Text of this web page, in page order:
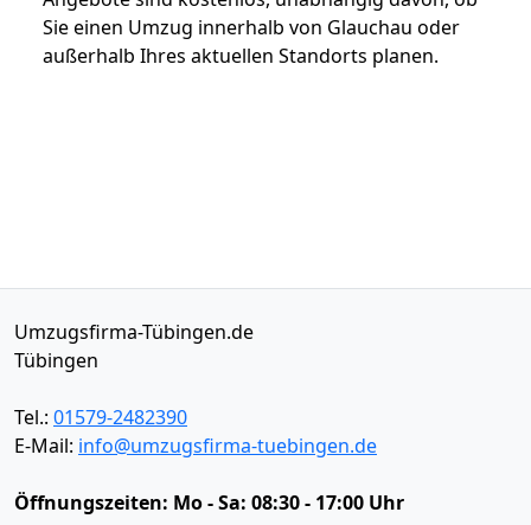
Sie einen Umzug innerhalb von Glauchau oder
außerhalb Ihres aktuellen Standorts planen.
Umzugsfirma-Tübingen.de
Tübingen
Tel.: 01579-2482390
E-Mail: info@umzugsfirma-tuebingen.de
Öffnungszeiten: Mo - Sa: 08:30 - 17:00 Uhr